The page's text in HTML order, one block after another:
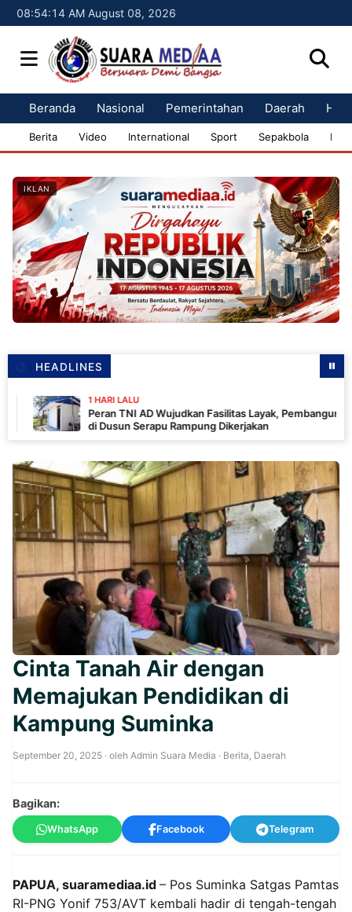
08:54:15 AM August 08, 2026
Beranda Nasional Pemerintahan Daerah
Berita Video International Sport Sepakbola
IKLAN
HEADLINES
1 HARI LALU
Peran TNI AD Wujudkan Fasilitas Layak, Pembangunan MCK
di Dusun Serapu Rampung Dikerjakan
Cinta Tanah Air dengan
Memajukan Pendidikan di
Kampung Suminka
September 20, 2025 · oleh Admin Suara Media · Berita, Daerah
Bagikan:
WhatsApp Facebook Telegram
PAPUA, suaramediaa.id – Pos Suminka Satgas Pamtas
RI-PNG Yonif 753/AVT kembali hadir di tengah-tengah